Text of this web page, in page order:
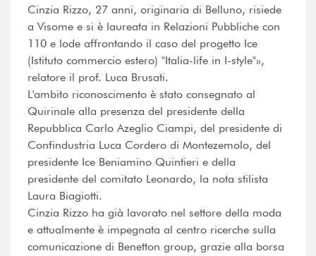
Cinzia Rizzo, 27 anni, originaria di Belluno, risiede
a Visome e si è laureata in Relazioni Pubbliche con
110 e lode affrontando il caso del progetto Ice
(Istituto commercio estero) "Italia-life in I-style"»,
relatore il prof. Luca Brusati.
L'ambito riconoscimento è stato consegnato al
Quirinale alla presenza del presidente della
Repubblica Carlo Azeglio Ciampi, del presidente di
Confindustria Luca Cordero di Montezemolo, del
presidente Ice Beniamino Quintieri e della
presidente del comitato Leonardo, la nota stilista
Laura Biagiotti.
Cinzia Rizzo ha già lavorato nel settore della moda
e attualmente è impegnata al centro ricerche sulla
comunicazione di Benetton group, grazie alla borsa